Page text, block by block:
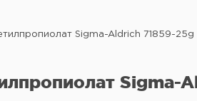
Sigma-Aldrich 71859-25g
Sigma-